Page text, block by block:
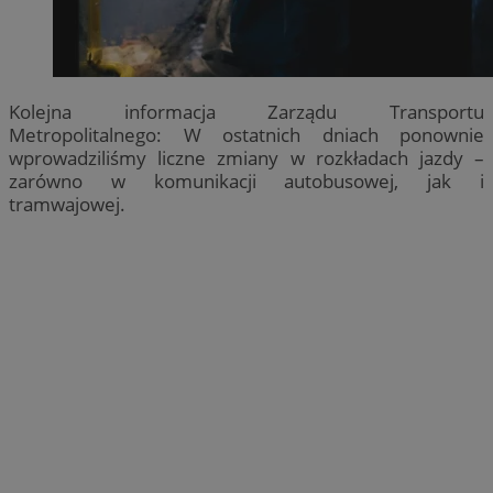
Kolejna informacja Zarządu Transportu
Metropolitalnego: W ostatnich dniach ponownie
wprowadziliśmy liczne zmiany w rozkładach jazdy –
zarówno w komunikacji autobusowej, jak i
tramwajowej.